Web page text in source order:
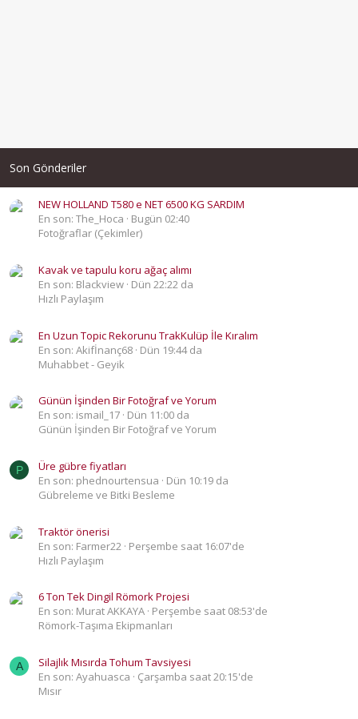
Son Gönderiler
NEW HOLLAND T580 e NET 6500 KG SARDIM
En son: The_Hoca
Bugün 02:40
Fotoğraflar (Çekimler)
Kavak ve tapulu koru ağaç alımı
En son: Blackview Dün 22:22 da
Hızlı Paylaşım
En Uzun Topic Rekorunu TrakKulüp İle Kıralım
En son: Akifİnanç68 Dün 19:44 da
Muhabbet - Geyik
Günün İşinden Bir Fotoğraf ve Yorum
En son: ismail_17 Dün 11:00 da
Günün İşinden Bir Fotoğraf ve Yorum
P
Üre gübre fiyatları
En son: phednourtensua
Dün 10:19 da
Gübreleme ve Bitki Besleme
Traktör önerisi
En son: Farmer22 Perşembe saat 16:07'de
Hızlı Paylaşım
6 Ton Tek Dingil Römork Projesi
En son: Murat AKKAYA Perşembe saat 08:53'de
Römork-Taşıma Ekipmanları
A
Silajlık Mısırda Tohum Tavsiyesi
En son: Ayahuasca
Çarşamba saat 20:15'de
Mısır